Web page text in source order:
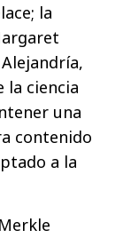
la
la ciencia
una
contenido
a la